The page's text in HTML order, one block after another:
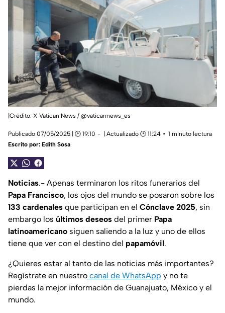
|Crédito: X Vatican News / @vaticannews_es
Publicado 07/05/2025 | 🕑 19:10 | Actualizado 🕑 11:24
1 minuto lectura
Escrito por: Edith Sosa
Noticias.- Apenas terminaron los ritos funerarios del
Papa Francisco, los ojos del mundo se posaron sobre los
133 cardenales que participan en el Cónclave 2025, sin
embargo los últimos deseos del primer Papa
latinoamericano siguen saliendo a la luz y uno de ellos
tiene que ver con el destino del papamóvil.
¿Quieres estar al tanto de las noticias más importantes?
Regístrate en nuestro canal de WhatsApp y no te
pierdas la mejor información de Guanajuato, México y el
mundo.